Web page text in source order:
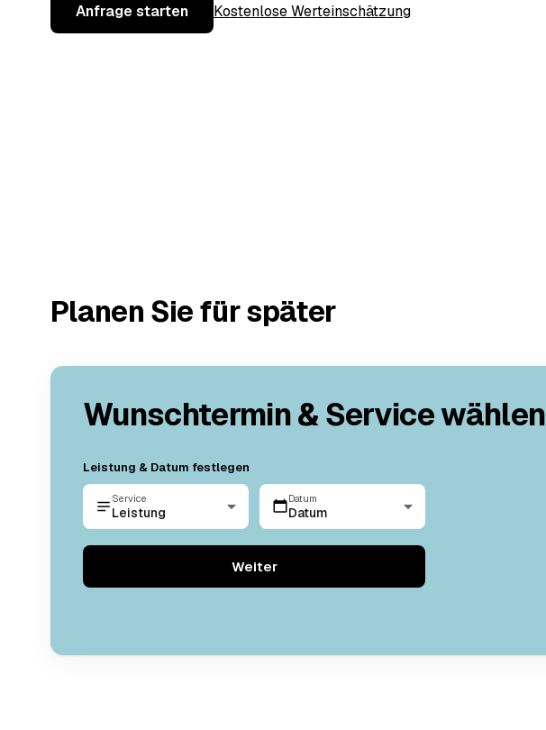
Anfrage starten Kostenlose Werteinschätzung
Planen Sie für später
Wunschtermin & Service wählen
Leistung & Datum festlegen
Service
Leistung
Datum
Datum
Weiter